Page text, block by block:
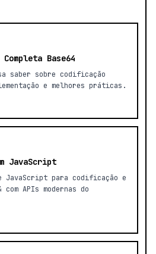
Base64
saber sobre codificação
e melhores práticas.
JavaScript
JavaScript para codificação e
APIs modernas do